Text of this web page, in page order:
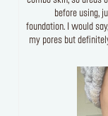
before using,
foundation. I would
my pores but